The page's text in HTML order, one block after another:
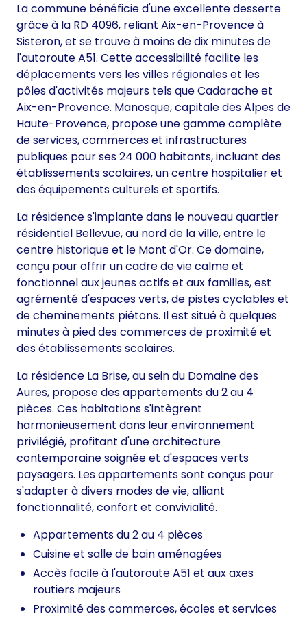
La commune bénéficie d'une excellente desserte
grâce à la RD 4096, reliant Aix-en-Provence à
Sisteron, et se trouve à moins de dix minutes de
l'autoroute A51. Cette accessibilité facilite les
déplacements vers les villes régionales et les
pôles d'activités majeurs tels que Cadarache et
Aix-en-Provence. Manosque, capitale des Alpes de
Haute-Provence, propose une gamme complète
de services, commerces et infrastructures
publiques pour ses 24 000 habitants, incluant des
établissements scolaires, un centre hospitalier et
des équipements culturels et sportifs.
La résidence s'implante dans le nouveau quartier
résidentiel Bellevue, au nord de la ville, entre le
centre historique et le Mont d'Or. Ce domaine,
conçu pour offrir un cadre de vie calme et
fonctionnel aux jeunes actifs et aux familles, est
agrémenté d'espaces verts, de pistes cyclables et
de cheminements piétons. Il est situé à quelques
minutes à pied des commerces de proximité et
des établissements scolaires.
La résidence La Brise, au sein du Domaine des
Aures, propose des appartements du 2 au 4
pièces. Ces habitations s'intègrent
harmonieusement dans leur environnement
privilégié, profitant d'une architecture
contemporaine soignée et d'espaces verts
paysagers. Les appartements sont conçus pour
s'adapter à divers modes de vie, alliant
fonctionnalité, confort et convivialité.
Appartements du 2 au 4 pièces
Cuisine et salle de bain aménagées
Accès facile à l'autoroute A51 et aux axes
routiers majeurs
Proximité des commerces, écoles et services